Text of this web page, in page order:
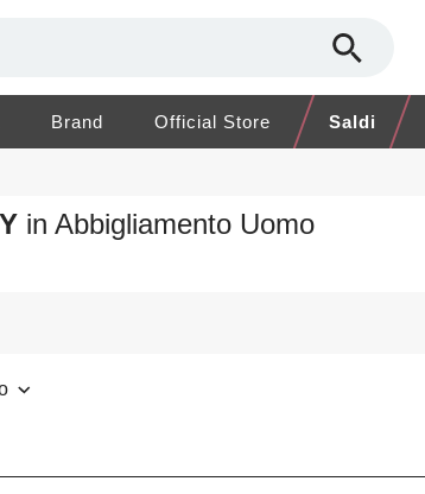
Brand Official Store Saldi
in Abbigliamento Uomo